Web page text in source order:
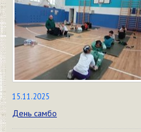
15.11.2025
День самбо